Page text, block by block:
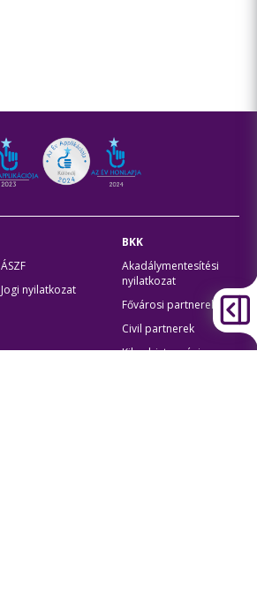
ÁSZF
Jogi nyilatkozat
BKK
Akadálymentesítési
nyilatkozat
Fővárosi partnerek
Civil partnerek
Kiberbiztonsági